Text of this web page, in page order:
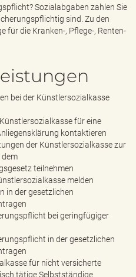
o
n
e
u
l
e
Sozialabgaben zahlen Sie
sind. Zu den
für die Kranken-, Pflege-, Renten-
bei der Künstlersozialkasse
für eine
kontaktieren
der Künstlersozialkasse zur
teilnehmen
melden
in der gesetzlichen
bei geringfügiger
in der gesetzlichen
für nicht versicherte
tätige Selbstständige